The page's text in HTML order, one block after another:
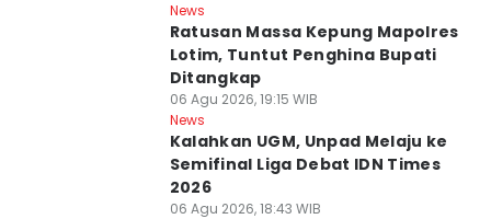
News
Ratusan Massa Kepung Mapolres
Lotim, Tuntut Penghina Bupati
Ditangkap
06 Agu 2026, 19:15 WIB
News
Kalahkan UGM, Unpad Melaju ke
Semifinal Liga Debat IDN Times
2026
06 Agu 2026, 18:43 WIB